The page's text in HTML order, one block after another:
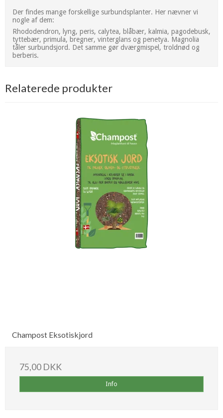
Der findes mange forskellige surbundsplanter. Her nævner vi
nogle af dem:
Rhododendron, lyng, peris, calytea, blåbær, kalmia, pagodebusk,
tyttebær, primula, bregner, vinterglans og penetya. Magnolia
tåler surbundsjord. Det samme gør dværgmispel, troldnød og
berberis.
Relaterede produkter
Champost Eksotiskjord
75,00 DKK
Info